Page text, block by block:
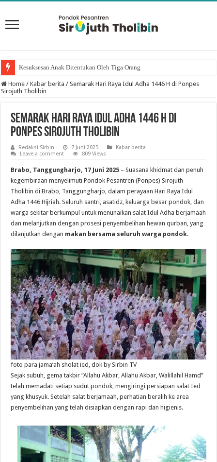
Kesuksesan Anak Ditentukan Oleh Tiga Orang
Home / Kabar berita / Semarak Hari Raya Idul Adha 1446 H di Ponpes
Sirojuth Tholibin
Semarak Hari Raya Idul Adha 1446 H di
Ponpes Sirojuth Tholibin
Redaksi Sirbin 7 Juni 2025
Kabar berita
Leave a comment
809 Views
Brabo, Tanggungharjo, 17 Juni 2025 – Suasana khidmat dan penuh
kegembiraan menyelimuti Pondok Pesantren (Ponpes) Sirojuth
Tholibin di Brabo, Tanggungharjo, dalam perayaan Hari Raya Idul
Adha 1446 Hijriah. Seluruh santri, asatidz, keluarga besar pondok, dan
warga sekitar berkumpul untuk menunaikan salat Idul Adha berjamaah
dan melanjutkan dengan prosesi penyembelihan hewan qurban, yang
dilanjutkan dengan makan bersama seluruh warga pondok.
foto para jama’ah sholat ied, dok by Sirbin TV
Sejak subuh, gema takbir “Allahu Akbar, Allahu Akbar, Walillahil Hamd”
telah memadati setiap sudut pondok, mengiringi persiapan salat Ied
yang khusyuk. Setelah salat berjamaah, perhatian beralih ke area
penyembelihan yang telah disiapkan dengan rapi dan higienis.